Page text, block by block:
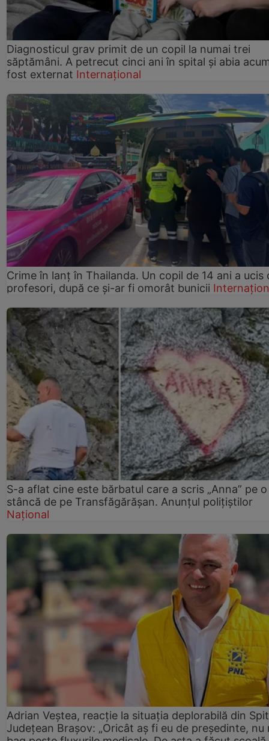
Diagnosticul grav primit de un copil la numai trei
săptămâni. A petrecut cinci ani în spital și abia
fost externat Internațional
Crime în lanț în Thailanda. Un copil de 14 ani a ucis
profesori, după ce și-ar fi omorât bunicii
S-a aflat cine este bărbatul care a scris „Anna” pe o
stâncă de pe Transfăgărășan. Anunțul polițiștilor
Național
Adrian Veștea, reacție la situația deplorabilă din
Județean Brașov: „Oricât aș fi eu de președinte, nu